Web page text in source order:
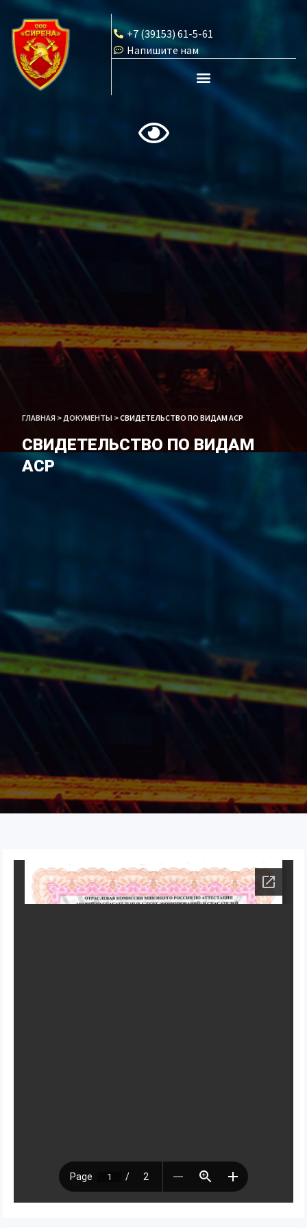
+7 (39153) 61-5-61
Напишите нам
ГЛАВНАЯ >ДОКУМЕНТЫ >СВИДЕТЕЛЬСТВО ПО ВИДАМ АСР
СВИДЕТЕЛЬСТВО ПО ВИДАМ
АСР